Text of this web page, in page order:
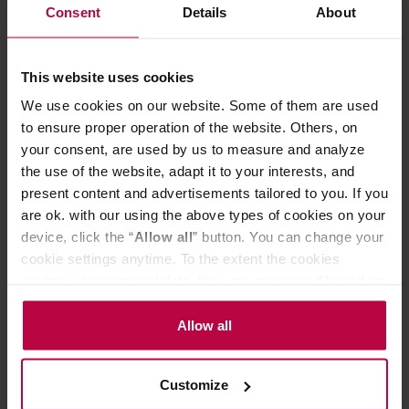
Consent Details About
This website uses cookies
We use cookies on our website. Some of them are used
to ensure proper operation of the website. Others, on
your consent, are used by us to measure and analyze
the use of the website, adapt it to your interests, and
present content and advertisements tailored to you. If you
are ok. with our using the above types of cookies on your
device, click the “Allow all” button. You can change your
cookie settings anytime. To the extent the cookies
the controller’s (namely, ALL GOOD S.A., ul.
Mazowiecka 24I/U9, 78-100 Kołobrzeg) or third parties’
legitimate interests which are to ensure a high quality of
activities of the controller and authorized entities. More
Allow all
Customize
Może Cię zainteresować
DARMOWA DOSTAWA
Five Elephant - kawa ziarnista House